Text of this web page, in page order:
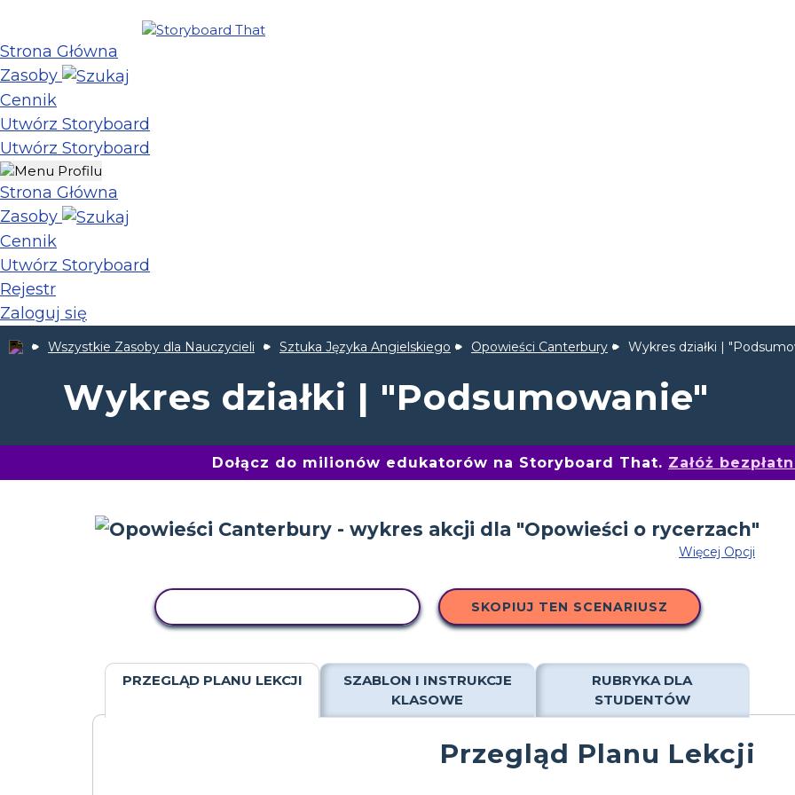
Strona Główna
Zasoby
Cennik
Utwórz Storyboard
Utwórz Storyboard
Strona Główna
Zasoby
Cennik
Utwórz Storyboard
Rejestr
Zaloguj się
Wszystkie Zasoby dla Nauczycieli Sztuka Języka Angielskiego Opowieści Canterbury Wykres działki |
Wykres działki | "Podsumowanie"
Dołącz do milionów edukatorów na Storyboard That. Załóż
Więcej Opcji
SKOPIUJ TEN SCENARIUSZ
PRZEGLĄD PLANU LEKCJI
SZABLON I INSTRUKCJE
KLASOWE
RUBRYKA DLA
STUDENTÓW
Przegląd Planu Lekcji